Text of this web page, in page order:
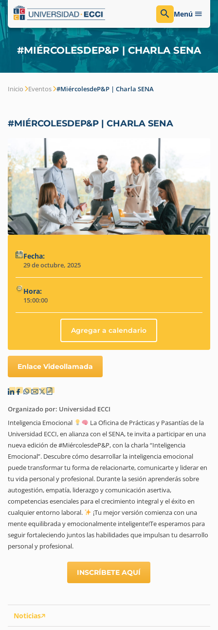
Menú
#MIÉRCOLESDEP&P | CHARLA SENA
Inicio Eventos #MiércolesdeP&P | Charla SENA
Noticias
#MIÉRCOLESDEP&P | CHARLA SENA
Fecha:
29 de octubre, 2025
Hora:
15:00:00
Agregar a calendario
Enlace Videollamada
Organizado por: Universidad ECCI
Inteligencia Emocional
La Oficina de Prácticas y Pasantías de la
Universidad ECCI, en alianza con el SENA, te invita a participar en una
nueva edición de #MiércolesdeP&P, con la charla “Inteligencia
Emocional”. Descubre cómo desarrollar la inteligencia emocional
puede transformar tu forma de relacionarte, comunicarte y liderar en
tu vida personal y profesional. Durante la sesión aprenderás sobre
autogestión, empatía, liderazgo y comunicación asertiva,
competencias esenciales para el crecimiento integral y el éxito en
cualquier entorno laboral.
¡Tu mejor versión comienza con una
mente equilibrada y emocionalmente inteligente!Te esperamos para
seguir fortaleciendo juntos las habilidades que impulsan tu desarrollo
personal y profesional.
INSCRÍBETE AQUÍ